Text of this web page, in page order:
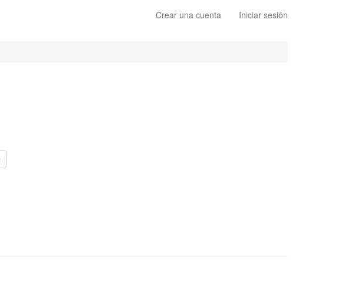
Crear una cuenta Iniciar sesión